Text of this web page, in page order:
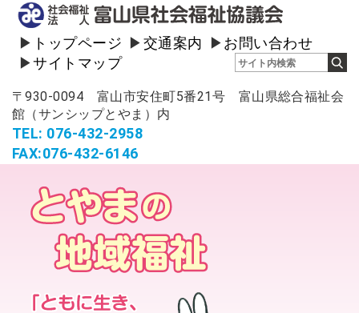
トップページ 交通案内
お問い合わせ
サイトマップ
〒930-0094 富山市安住町5番21号 富山県総合福祉会
館（サンシップとやま）内
TEL: 076-432-2958
FAX:076-432-6146